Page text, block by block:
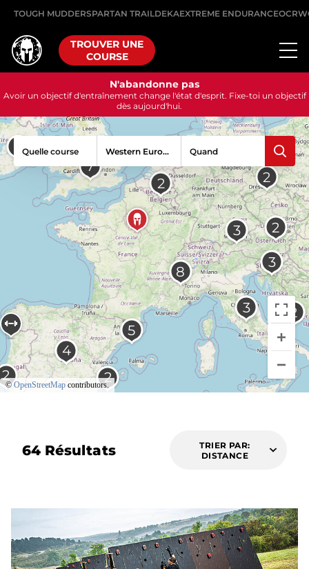
TOUGH MUDDERSPARTAN TRAILDEKAEXTREME ENDURANCE
TROUVER UNE
COURSE
N'abandonne pas
Avoir un objectif d'entraînement change l'état d'esprit. Fixe-toi un objectif
dès aujourd'hui.
Quelle course Quand
64 Résultats
TRIER PAR:
DISTANCE
©OpenStreetMap contributors.